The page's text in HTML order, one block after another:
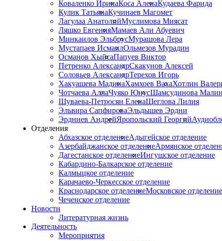
Коваленко ИринаКоса АленаКудаева Фарида
Кулик ТатьянаКучинаев Магомет
Лагулаа АнатолийМуслимова Миясат
Ляшко ЕвгенияМамаев Али Абуевич
Минкаилов ЭльбрусМурашова Лера
Мустапаев ИсмаилОльмезов Мурадин
Османов ХыйсаПапуев Виктор
Петренко АлександрСкакунов Алексей
Соловьев АлександрТерехов Игорь
Хакуашева МадинаХамхоев ВахаХотлин
Чотчаева АллаЧуяко ЮнусШамсудинова
Шуваева-Петросян ЕленаЩеглова Лилия
Эльвира СапфироваЭльдышев Эрдни
Эрдниев АндрейЯропольский Георгий
Отделения
Абхазское отделениеАдыгейское отделение
Азербайджанское отделениеАрмянское
Дагестанское отделениеИнгушское отделение
Кабардино-Балкарское отделение
Калмыцкое отделение
Карачаево-Черкесское отделение
Краснодарское отделениеМосковское отделение
Чеченское отделение
Новости
Литературная жизнь
Деятельность
Мероприятия